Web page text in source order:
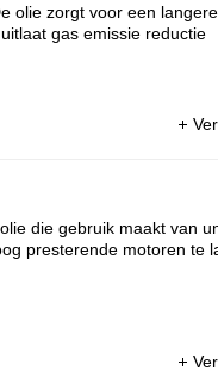
olie zorgt voor een langere
gas emissie reductie
die gebruik maakt van
presterende motoren te